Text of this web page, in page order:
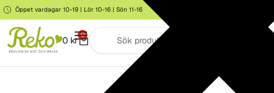
Öppet vardagar 10-19 | Lör 10-16 | Sön 11-16
0 kr
0